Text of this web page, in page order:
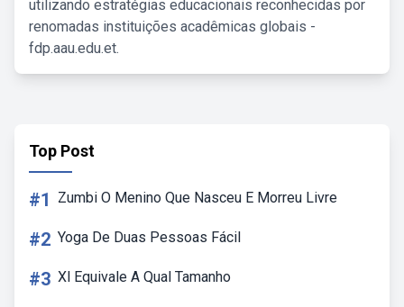
utilizando estratégias educacionais reconhecidas por
renomadas instituições acadêmicas globais -
fdp.aau.edu.et.
Top Post
#1 Zumbi O Menino Que Nasceu E Morreu Livre
#2 Yoga De Duas Pessoas Fácil
#3 Xl Equivale A Qual Tamanho